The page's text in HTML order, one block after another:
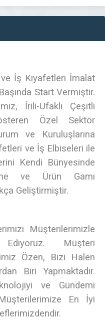
İş Kıyafetleri İmalat
Başında Start Vermiştir.
İrili-Ufaklı Çeşitli
Özel Sektör
ve Kuruluşlarına
ve İş Elbiseleri ile
Kendi Bünyesinde
ve Ürün Gamı
Geliştirmiştir.
Müşterilerimizle
Müşteri
Özen, Bizi Halen
Biri Yapmaktadır.
ve Gündemi
En İyi